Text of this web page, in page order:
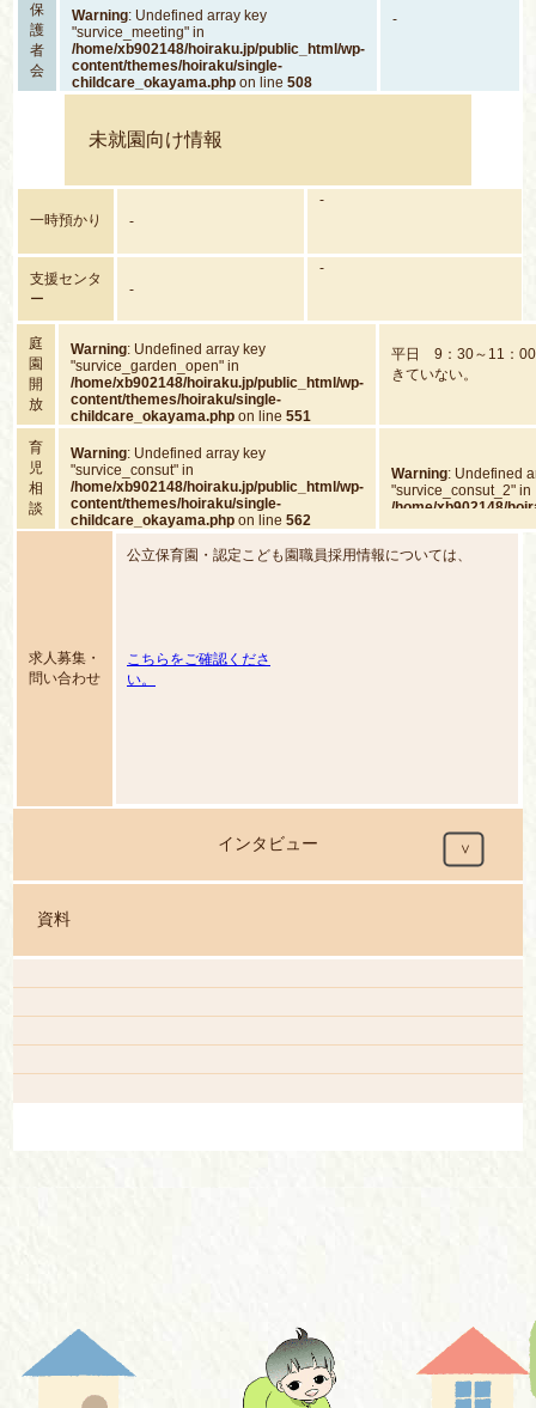
保
護
者
会
Warning: Undefined array key
"survice_meeting" in
/home/xb902148/hoiraku.jp/public_html/wp-
content/themes/hoiraku/single-
childcare_okayama.phpon line 508
-
未就園向け情報
一時預かり -
-
支援センタ
ー
-
-
庭
園
開
放
Warning: Undefined array key
"survice_garden_open" in
/home/xb902148/hoiraku.jp/public_html/wp-
content/themes/hoiraku/single-
childcare_okayama.php on line551
平日 9：30～11：00
きていない。
育
児
相
談
Warning: Undefined array key
"survice_consut" in
/home/xb902148/hoiraku.jp/public_html/wp-
content/themes/hoiraku/single-
childcare_okayama.php on line562
Warning: Undefined
"survice_consut_2" in
/home/xb902148/
求人募集・
問い合わせ
公立保育園・認定こども園職員採用情報については、
こちらをご確認くださ
い。
インタビュー
資料